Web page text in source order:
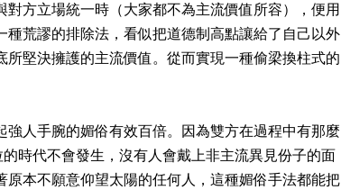
方立場統一時（大家都不為主流價值所容），便用
荒謬的排除法，看似把道德制高點讓給了自己以外
堅決擁護的主流價值。從而實現一種偷梁換柱式的
人手腕的媚俗有效百倍。因為雙方在過程中有那麼
時代不會發生，沒有人會戴上非主流異見份子的面
本不願意仰望太陽的任何人，這種媚俗手法都能把